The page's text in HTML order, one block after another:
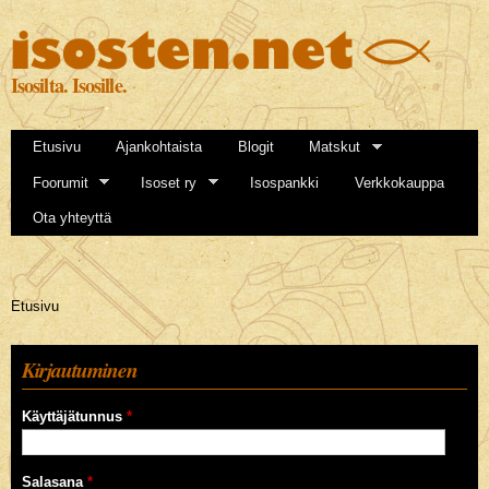
Hyppää
pääsisältöön
Isosilta. Isosille.
Etusivu Ajankohtaista Blogit Matskut
Foorumit Isoset ry Isospankki Verkkokauppa
Ota yhteyttä
Olet täällä
Etusivu
Kirjautuminen
Käyttäjätunnus *
Salasana *